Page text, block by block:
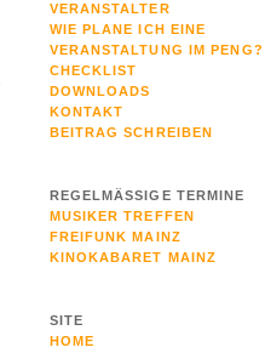
VERANSTALTER
WIE PLANE ICH EINE
VERANSTALTUNG IM PENG?
CHECKLIST
DOWNLOADS
KONTAKT
BEITRAG SCHREIBEN
REGELMÄSSIGE TERMINE
MUSIKER TREFFEN
FREIFUNK MAINZ
KINOKABARET MAINZ
SITE
HOME